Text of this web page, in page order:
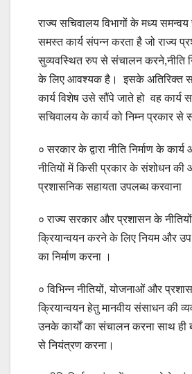
राज्य सचिवालय विभागों के मध्य
समस्त कार्य संपन्न करता है जो राज्य
सुव्यवस्थित रुप से संचालन करने,नीति
के लिए आवश्यक है। इसके अतिरिक्त
कार्य विशेष उसे सौंपे जाते हो वह कार्य
सचिवालय के कार्य को निम्न प्रकार से
० सरकार के द्वारा नीति निर्माण के कार्य
नीतियों में किसी प्रकार के संशोधन की
प्रशासनिक सहायता उपलब्ध करवाना
० राज्य सरकार और प्रशासन के
क्रियान्वयन करने के लिए नियम और
का निर्माण करना ।
० विभिन्न नीतियों, योजनाओं और
क्रियान्वयन हेतु मानवीय संसाधन की
उनके कार्यों का संचालन करना साथ
से नियंत्रण करना।